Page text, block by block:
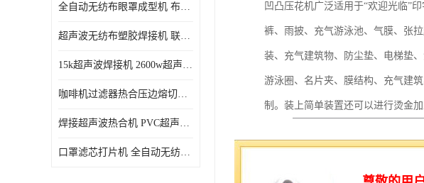
全自动无纺布眼罩成型机 布料海绵眼罩热合切边机
超声波无纺布塑胶焊接机 联宇制造
15k超声波焊接机 2600w超声波焊接机 联宇制造
咖啡机过滤器热合压边熔切机 超声波无纺布喷胶棉热合机
焊接超声波热合机 PVC超声波焊接机 无纺布超声波设备
口罩滤芯打片机 全自动无纺布压花压标设备 多层料复合机
凹凸压花机广泛适用于“欢迎光临”
裤、雨披、充气游泳池、气膜、张
装、充气建筑物、防尘垫、电梯垫
游泳圈、名片夹、膜结构、充气建
制。装上简单装置还可以进行烫金加